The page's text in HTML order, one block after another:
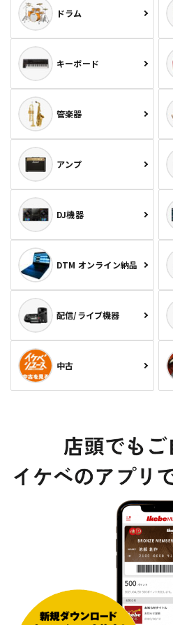
ドラム
キーボード
管楽器
アンプ
DJ機器
DTM オンライン納品
配信/ライブ機器
中古